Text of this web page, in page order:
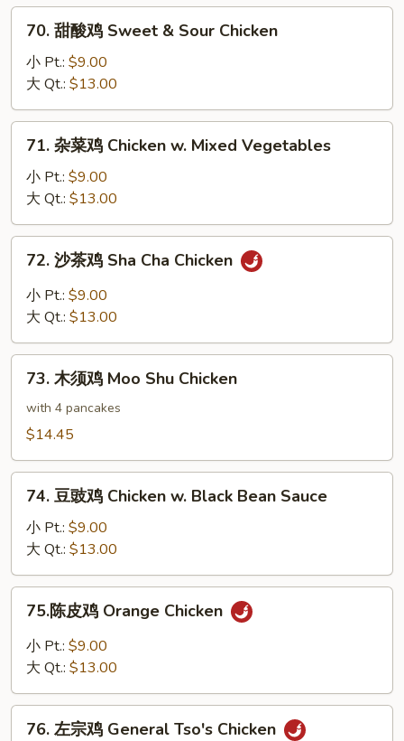
w.
Garlic
Sauce
70.
Sweet
&
Sour
Chicken
70. 甜酸鸡 Sweet & Sour Chicken
小 Pt.: $9.00
大 Qt.: $13.00
71.
Chicken
w.
Mixed
Vegetables
71. 杂菜鸡 Chicken w. Mixed Vegetables
小 Pt.: $9.00
大 Qt.: $13.00
72.
Cha
Chicken
72. 沙茶鸡 Sha Cha Chicken
小 Pt.: $9.00
大 Qt.: $13.00
73.
Shu
Chicken
73. 木须鸡 Moo Shu Chicken
with 4 pancakes
$14.45
74.
Chicken
w.
Black
Bean
Sauce
74. 豆豉鸡 Chicken w. Black Bean Sauce
小 Pt.: $9.00
大 Qt.: $13.00
75.
Chicken
75.陈皮鸡 Orange Chicken
小 Pt.: $9.00
大 Qt.: $13.00
76.
76. 左宗鸡 General Tso's Chicken